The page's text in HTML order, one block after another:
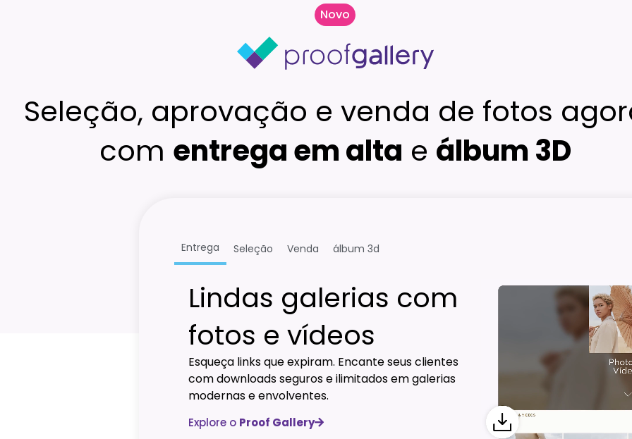
Novo
Seleção, aprovação e venda de fotos
com entrega em alta e álbum 3D
Entrega Seleção Venda álbum 3d
Lindas galerias com
fotos e vídeos
Esqueça links que expiram. Encante seus clientes
com downloads seguros e ilimitados em galerias
modernas e envolventes.
Explore o Proof Gallery